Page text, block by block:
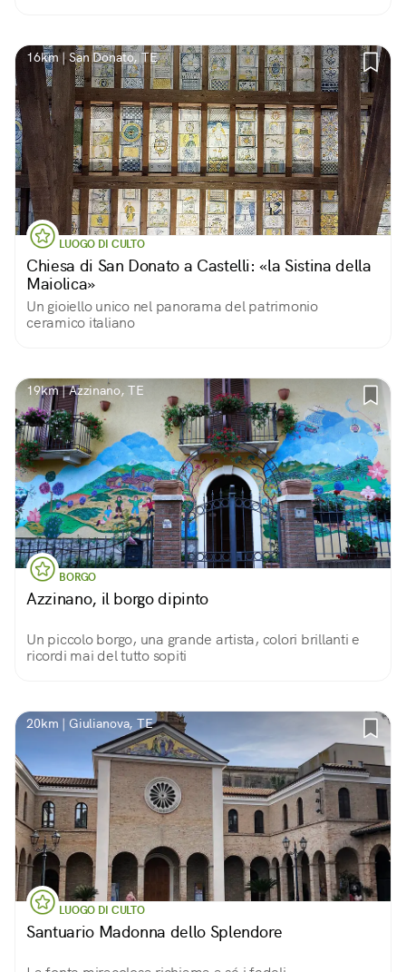
16km | San Donato, TE
LUOGO DI CULTO
Chiesa di San Donato a Castelli: «la Sistina della
Maiolica»
Un gioiello unico nel panorama del patrimonio
ceramico italiano
19km | Azzinano, TE
BORGO
Azzinano, il borgo dipinto
Un piccolo borgo, una grande artista, colori brillanti e
ricordi mai del tutto sopiti
20km | Giulianova, TE
LUOGO DI CULTO
Santuario Madonna dello Splendore